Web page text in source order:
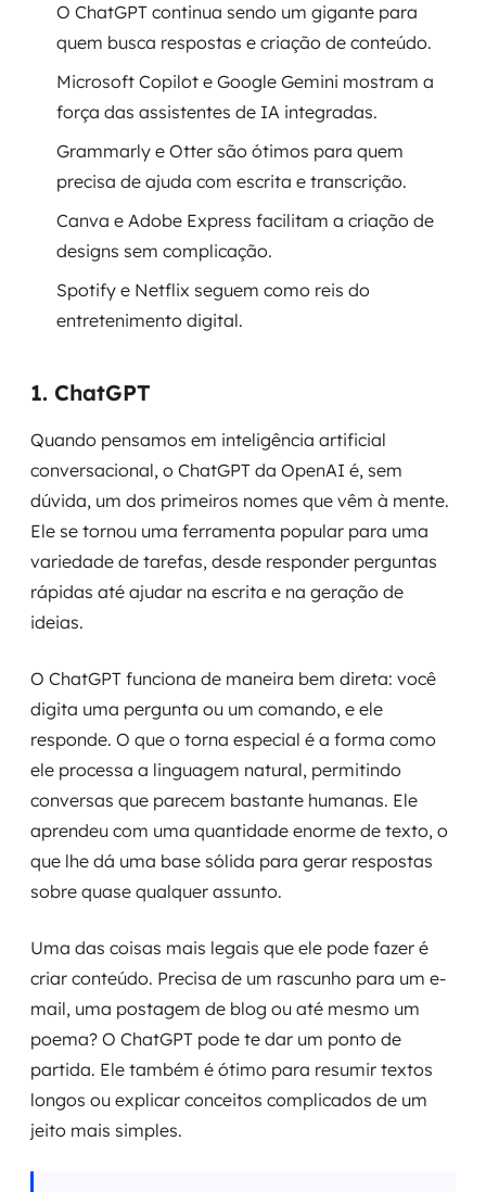
Migração para Cloud
Transformação digital
UX / UI design
Sustentar operações com eficiência
Sustentação de aplicações
SRE / DevOps
Monitoramento 24x7
Suporte a banco de dados
FinOps
Gestão de infraestrutura
Escalar com segurança
DevSecOps
MSS
Consultoria de segurança
Simulação de Phishing
Segurança de aplicações e Cloud
O ChatGPT continua sendo um gigante para
quem busca respostas e criação de conteúdo.
Microsoft Copilot e Google Gemini mostram a
força das assistentes de IA integradas.
Grammarly e Otter são ótimos para quem
precisa de ajuda com escrita e transcrição.
Canva e Adobe Express facilitam a criação de
designs sem complicação.
Spotify e Netflix seguem como reis do
entretenimento digital.
1. ChatGPT
Quando pensamos em inteligência artificial
conversacional, o ChatGPT da OpenAI é, sem
dúvida, um dos primeiros nomes que vêm à mente.
Ele se tornou uma ferramenta popular para uma
variedade de tarefas, desde responder perguntas
rápidas até ajudar na escrita e na geração de
ideias.
O ChatGPT funciona de maneira bem direta: você
digita uma pergunta ou um comando, e ele
responde. O que o torna especial é a forma como
ele processa a linguagem natural, permitindo
conversas que parecem bastante humanas. Ele
aprendeu com uma quantidade enorme de texto, o
que lhe dá uma base sólida para gerar respostas
sobre quase qualquer assunto.
Uma das coisas mais legais que ele pode fazer é
criar conteúdo. Precisa de um rascunho para um e-
mail, uma postagem de blog ou até mesmo um
poema? O ChatGPT pode te dar um ponto de
partida. Ele também é ótimo para resumir textos
longos ou explicar conceitos complicados de um
jeito mais simples.